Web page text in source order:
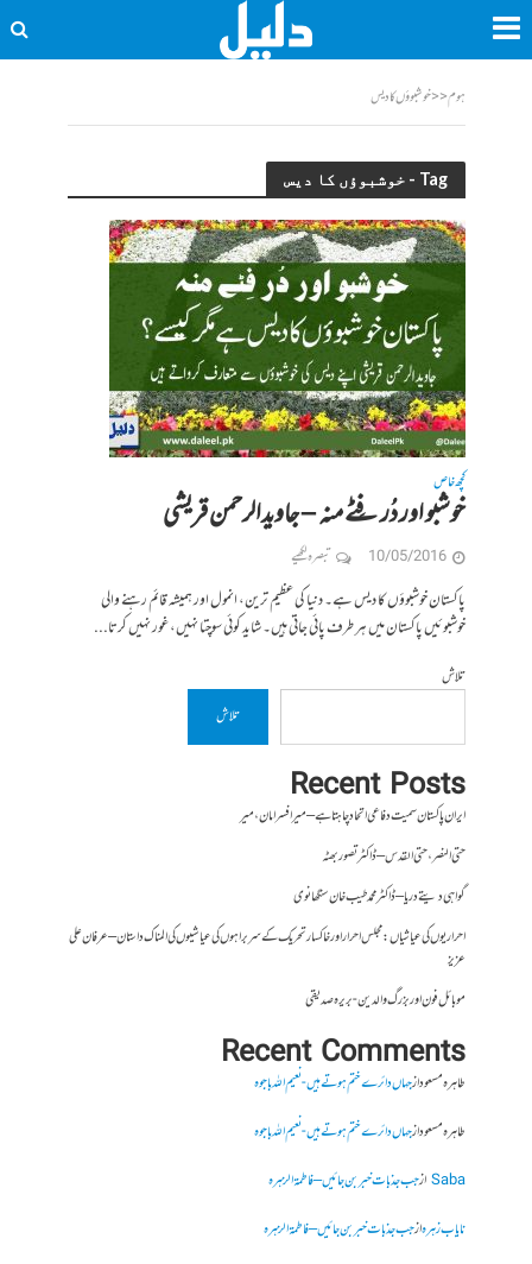
ہوم<<خوشبوؤں کا دیس
Tag - خوشبوؤں کا دیس
کچھ خاص
خوشبو اور دُر فِٹے منہ – جاویدالرحمن قریشی
10/05/2016 تبصرہ لکھیے
پاکستان خوشبوؤں کا دیس ہے۔ دنیا کی عظیم ترین، انمول اور ہمیشہ قائم رہنے والی
خوشبوئیں پاکستان میں ہر طرف پائی جاتی ہیں۔ شاید کوئی سوچتا نہیں، غور نہیں کرتا...
تلاش
تلاش
Recent Posts
ایران پاکستان سمیت دفاعی اتحاد چاہتا ہے – میر افسر امان،میر
حتی النصر ، حتی القدس – ڈاکٹر تصور بھٹہ
گواہی دیتے دریا – ڈاکٹر محمد طیب خان سنگھانوی
احراریوں کی عیاشیاں : مجلس احرار اور خاکسار تحریک کے سربراہوں کی عیاشیوں کی المناک داستان – عرفان علی
عزیز
موبائل فون اور بزرگ والدین- بریرہ صدیقی
Recent Comments
طاہرہ مسعودازجہاں دائرے ختم ہوتے ہیں- نعیم اللہ باجوہ
طاہرہ مسعودازجہاں دائرے ختم ہوتے ہیں- نعیم اللہ باجوہ
Sabaازجب جذبات خبر بن جائیں – فاطمۃالزہرہ
نایاب زہرہازجب جذبات خبر بن جائیں – فاطمۃالزہرہ